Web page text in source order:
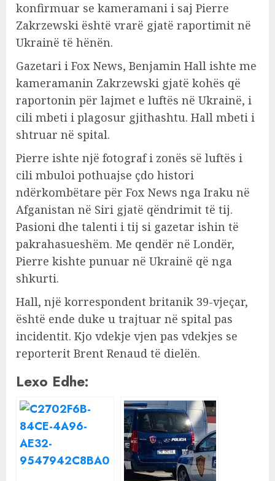
konfirmuar se kameramani i saj Pierre
Zakrzewski është vrarë gjatë raportimit në
Ukrainë të hënën.
Gazetari i Fox News, Benjamin Hall ishte me
kameramanin Zakrzewski gjatë kohës që
raportonin për lajmet e luftës në Ukrainë, i
cili mbeti i plagosur gjithashtu. Hall mbeti i
shtruar në spital.
Pierre ishte një fotograf i zonës së luftës i
cili mbuloi pothuajse çdo histori
ndërkombëtare për Fox News nga Iraku në
Afganistan në Siri gjatë qëndrimit të tij.
Pasioni dhe talenti i tij si gazetar ishin të
pakrahasueshëm. Me qendër në Londër,
Pierre kishte punuar në Ukrainë që nga
shkurti.
Hall, një korrespondent britanik 39-vjeçar,
është ende duke u trajtuar në spital pas
incidentit. Kjo vdekje vjen pas vdekjes se
reporterit Brent Renaud të dielën.
Lexo Edhe: